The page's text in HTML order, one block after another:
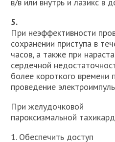
5.
При неэффективности
сохранении при­ступа в
часов, а также при
сердеч­ной
более короткого времени
проведение
При желудочковой
пароксизмальной
1. Обеспечить доступ